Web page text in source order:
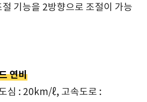
기능을 2방향으로 조절이 가능
연비
심 : 20km/ℓ, 고속도로 :